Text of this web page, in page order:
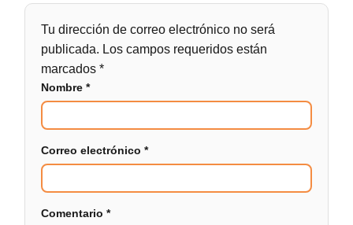
Tu dirección de correo electrónico no será
publicada. Los campos requeridos están
marcados*
Nombre*
Correo electrónico*
Comentario*